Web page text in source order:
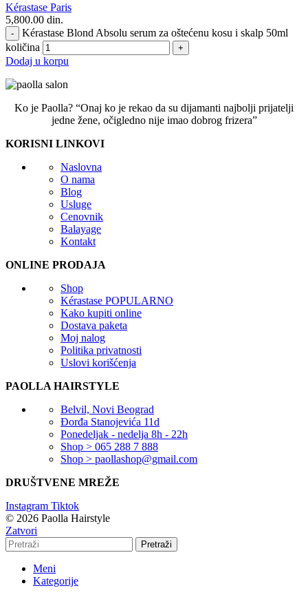
Kérastase Paris
5,800.00 din.
Kérastase Blond Absolu serum za oštećenu kosu i skalp 50ml
količina
Dodaj u korpu
Ko je Paolla? “Onaj ko je rekao da su dijamanti najbolji prijatelji
jedne žene, očigledno nije imao dobrog frizera”
KORISNI LINKOVI
Naslovna
O nama
Blog
Usluge
Cenovnik
Balayage
Kontakt
ONLINE PRODAJA
Shop
Kérastase POPULARNO
Kako kupiti online
Dostava paketa
Moj nalog
Politika privatnosti
Uslovi korišćenja
PAOLLA HAIRSTYLE
Belvil, Novi Beograd
Đorđa Stanojevića 11d
Ponedeljak - nedelja 8h - 22h
Shop > 065 288 7 888
Shop > paollashop@gmail.com
DRUŠTVENE MREŽE
Instagram Tiktok
© 2026 Paolla Hairstyle
Zatvori
Pretraži
Meni
Kategorije